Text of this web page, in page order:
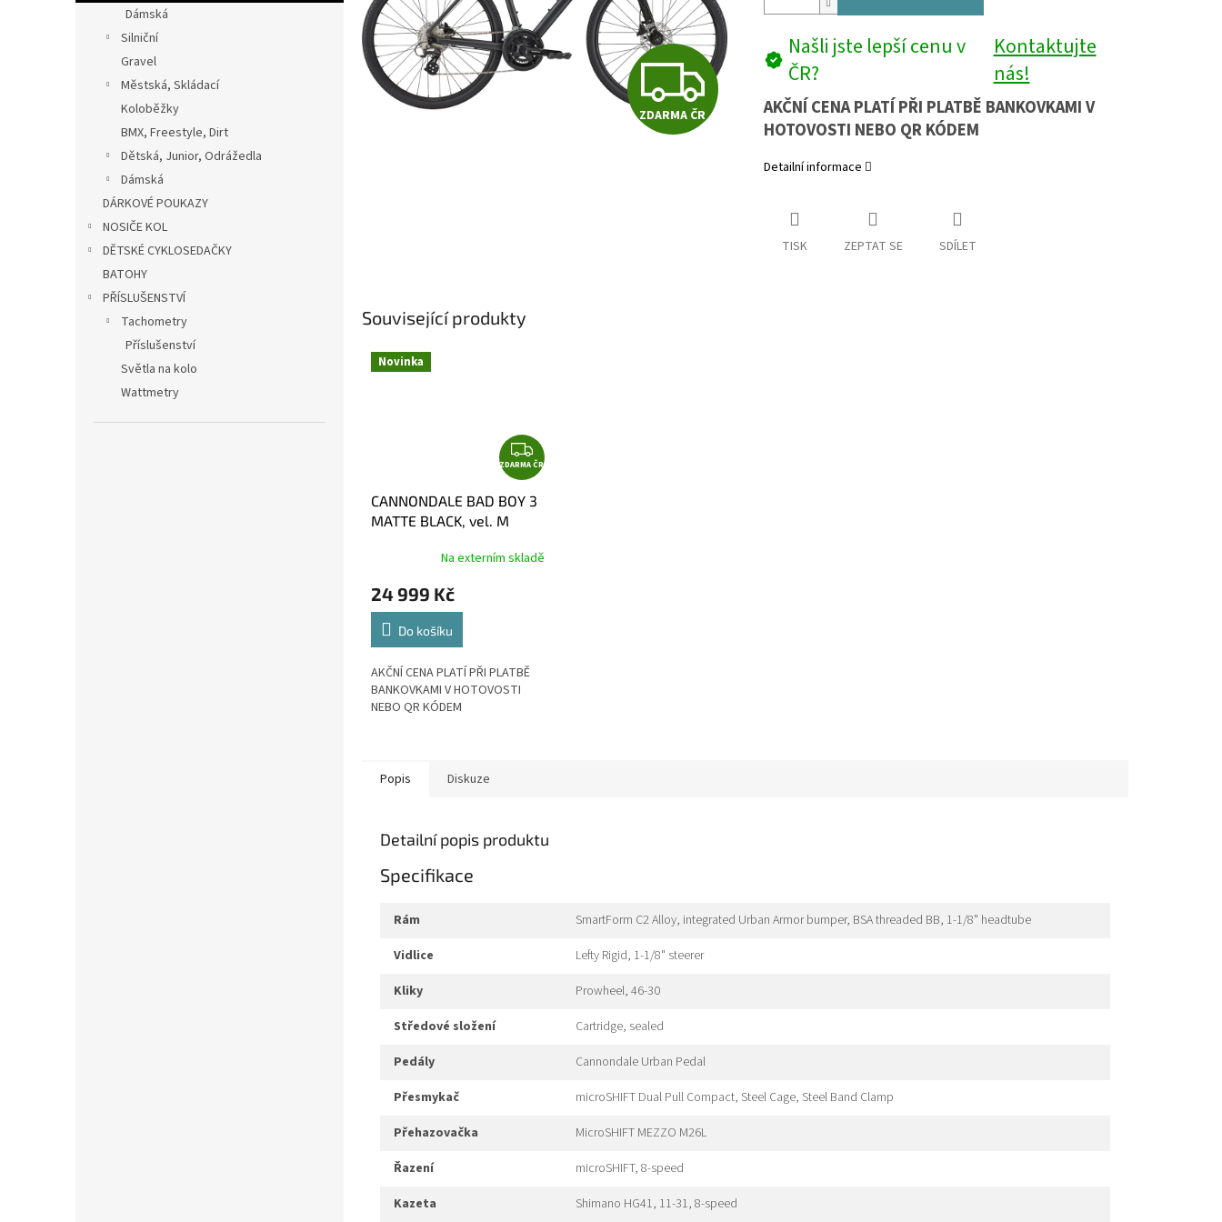
n
Dámská
Silniční
Gravel
Městská, Skládací
Koloběžky
BMX, Freestyle, Dirt
Dětská, Junior, Odrážedla
Dámská
DÁRKOVÉ POUKAZY
NOSIČE KOL
DĚTSKÉ CYKLOSEDAČKY
BATOHY
PŘÍSLUŠENSTVÍ
Tachometry
Příslušenství
Světla na kolo
Wattmetry
Z
D
ZDARMA ČR
Našli jste lepší cenu v
ČR?
Kontaktujte
nás!
AKČNÍ CENA PLATÍ PŘI PLATBĚ BANKOVKAMI V
HOTOVOSTI NEBO QR KÓDEM
Detailní informace
TISK ZEPTAT SE SDÍLET
Související produkty
Novinka
Z
D
A
R
A
ZDARMA ČR
CANNONDALE BAD BOY 3
MATTE BLACK, vel. M
Na externím skladě
24 999 Kč
Do košíku
AKČNÍ CENA PLATÍ PŘI PLATBĚ
BANKOVKAMI V HOTOVOSTI
NEBO QR KÓDEM
Popis Diskuze
Detailní popis produktu
Specifikace
rám
SmartForm C2 Alloy, integrated Urban Armor bumper, BSA threaded BB, 1-1/8" headtube
vidlice
Lefty Rigid, 1-1/8" steerer
kliky
Prowheel, 46-30
středové složení
Cartridge, sealed
pedály
Cannondale Urban Pedal
přesmykač
microSHIFT Dual Pull Compact, Steel Cage, Steel Band Clamp
přehazovačka
MicroSHIFT MEZZO M26L
řazení
microSHIFT, 8-speed
kazeta
Shimano HG41, 11-31, 8-speed